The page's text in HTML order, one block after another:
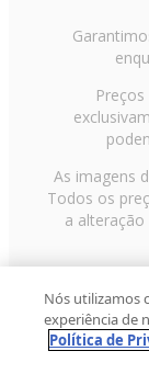
As imagens
Todos os
a alteração
Paulo/SP,
2013 Fast
Nós utilizamos
experiência de
Política de